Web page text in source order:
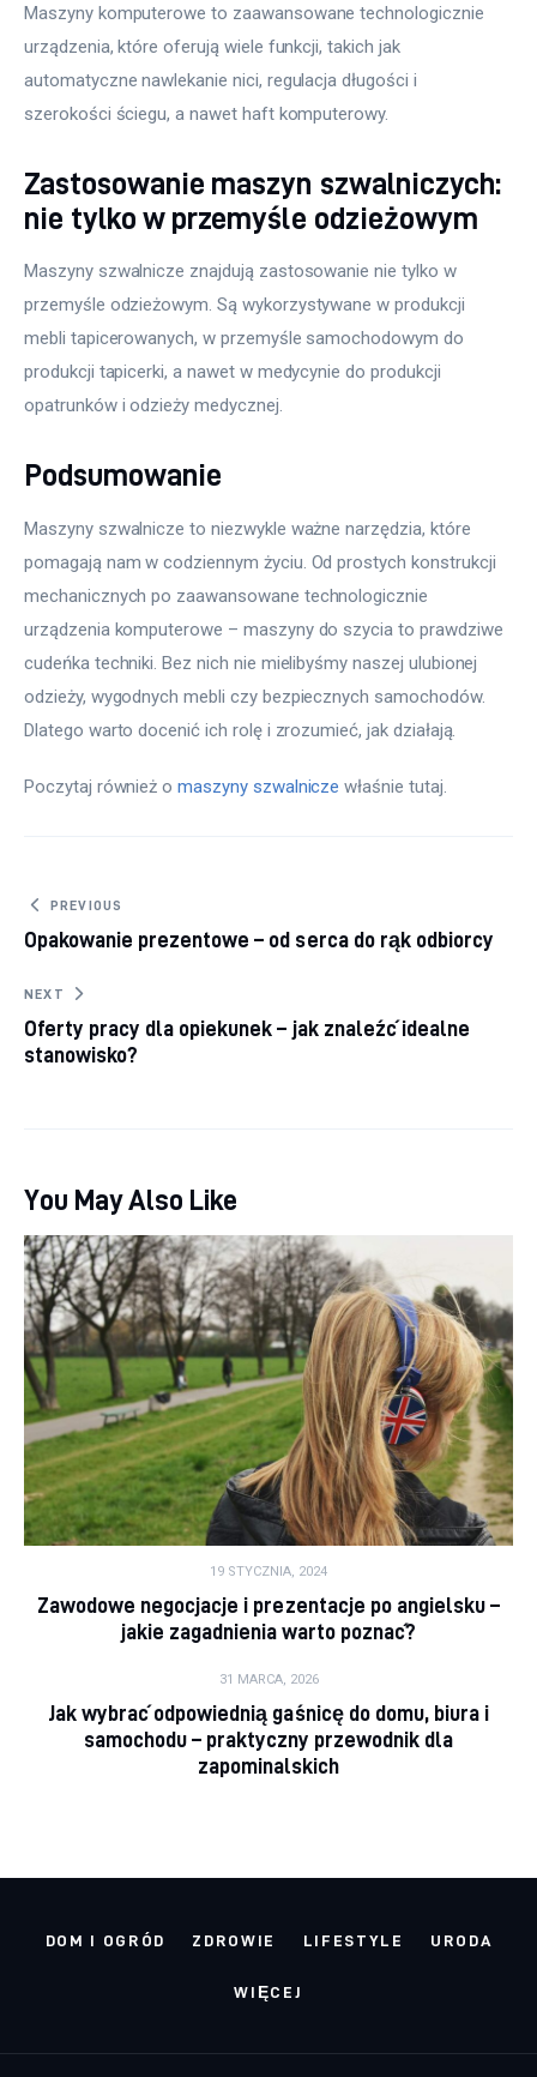
Maszyny komputerowe to zaawansowane technologicznie
urządzenia, które oferują wiele funkcji, takich jak
automatyczne nawlekanie nici, regulacja długości i
szerokości ściegu, a nawet haft komputerowy.
Zastosowanie maszyn szwalniczych:
nie tylko w przemyśle odzieżowym
Maszyny szwalnicze znajdują zastosowanie nie tylko w
przemyśle odzieżowym. Są wykorzystywane w produkcji
mebli tapicerowanych, w przemyśle samochodowym do
produkcji tapicerki, a nawet w medycynie do produkcji
opatrunków i odzieży medycznej.
Podsumowanie
Maszyny szwalnicze to niezwykle ważne narzędzia, które
pomagają nam w codziennym życiu. Od prostych konstrukcji
mechanicznych po zaawansowane technologicznie
urządzenia komputerowe – maszyny do szycia to prawdziwe
cudeńka techniki. Bez nich nie mielibyśmy naszej ulubionej
odzieży, wygodnych mebli czy bezpiecznych samochodów.
Dlatego warto docenić ich rolę i zrozumieć, jak działają.
Poczytaj również o maszyny szwalnicze właśnie tutaj.
Nawigacja wpisu
PREVIOUS
Opakowanie prezentowe – od serca do rąk odbiorcy
NEXT
Oferty pracy dla opiekunek – jak znaleźć idealne
stanowisko?
You May Also Like
19 STYCZNIA, 2024
Zawodowe negocjacje i prezentacje po angielsku –
jakie zagadnienia warto poznać?
31 MARCA, 2026
Jak wybrać odpowiednią gaśnicę do domu, biura i
samochodu – praktyczny przewodnik dla
zapominalskich
DOM I OGRÓD ZDROWIE LIFESTYLE URODA
WIĘCEJ